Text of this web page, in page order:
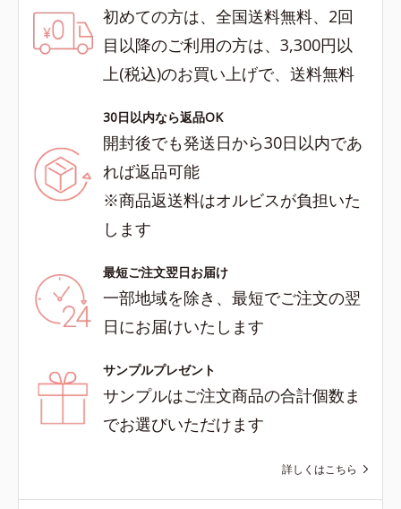
初めての方は、全国送料無料、2回
目以降のご利用の方は、3,300円以
上(税込)のお買い上げで、送料無料
30日以内なら返品OK
開封後でも発送日から30日以内であ
れば返品可能
※商品返送料はオルビスが負担いた
します
最短ご注文翌日お届け
一部地域を除き、最短でご注文の翌
日にお届けいたします
サンプルプレゼント
サンプルはご注文商品の合計個数ま
でお選びいただけます
詳しくはこちら